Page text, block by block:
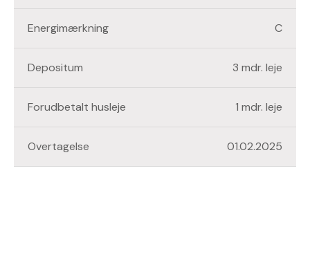
Energimærkning C
Depositum 3 mdr. leje
Forudbetalt husleje 1 mdr. leje
Overtagelse 01.02.2025